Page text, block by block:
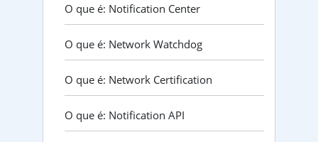
O que é: Notification Center
O que é: Network Watchdog
O que é: Network Certification
O que é: Notification API